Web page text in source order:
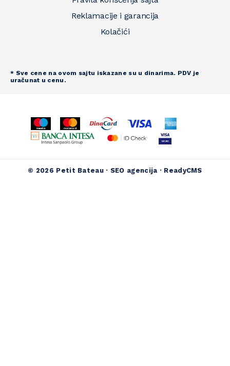
Reklamacije i garancija
Kolačići
* Sve cene na ovom sajtu iskazane su u dinarima. PDV je
uračunat u cenu.
© 2026 Petit Bateau · SEO agencija · ReadyCMS